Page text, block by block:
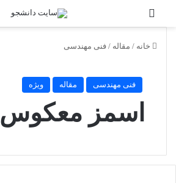
خانه / مقاله / فنی مهندسی
فنی مهندسی مقاله ویژه
اسمز معکوس